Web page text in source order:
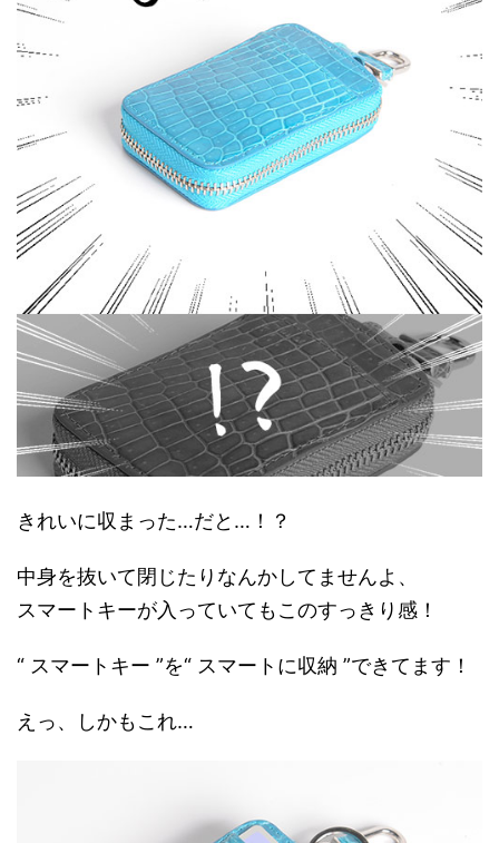
きれいに収まった…だと…！？
中身を抜いて閉じたりなんかしてませんよ、
スマートキーが入っていてもこのすっきり感！
“ スマートキー ”を“ スマートに収納 ”できてます！
えっ、しかもこれ…